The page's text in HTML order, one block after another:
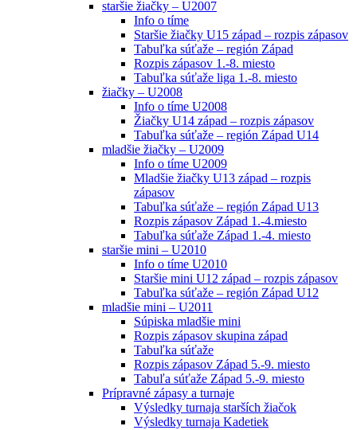
staršie žiačky – U2007
Info o tíme
Staršie žiačky U15 západ – rozpis zápasov
Tabuľka súťaže – región Západ
Rozpis zápasov 1.-8. miesto
Tabuľka súťaže liga 1.-8. miesto
žiačky – U2008
Info o tíme U2008
Žiačky U14 západ – rozpis zápasov
Tabuľka súťaže – región Západ U14
mladšie žiačky – U2009
Info o tíme U2009
Mladšie žiačky U13 západ – rozpis
zápasov
Tabuľka súťaže – región Západ U13
Rozpis zápasov Západ 1.-4.miesto
Tabuľka súťaže Západ 1.-4. miesto
staršie mini – U2010
Info o tíme U2010
Staršie mini U12 západ – rozpis zápasov
Tabuľka súťaže – región Západ U12
mladšie mini – U2011
Súpiska mladšie mini
Rozpis zápasov skupina západ
Tabuľka súťaže
Rozpis zápasov Západ 5.-9. miesto
Tabuľa súťaže Západ 5.-9. miesto
Prípravné zápasy a turnaje
Výsledky turnaja starších žiačok
Výsledky turnaja Kadetiek